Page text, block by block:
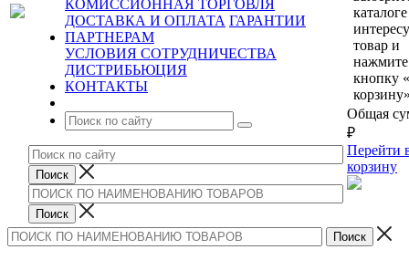
КОМИССИОННАЯ ТОРГОВЛЯ
ДОСТАВКА И ОПЛАТА ГАРАНТИИ
ПАРТНЕРАМ
УСЛОВИЯ СОТРУДНИЧЕСТВА
ДИСТРИБЬЮЦИЯ
КОНТАКТЫ
каталоге
товар и
нажмите
кнопку
Общая
₽
Перейти
корзину